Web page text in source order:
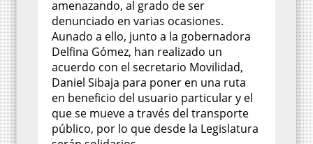
amenazando, al grado de ser
denunciado en varias ocasiones.
Aunado a ello, junto a la gobernadora
Delfina Gómez, han realizado un
acuerdo con el secretario Movilidad,
Daniel Sibaja para poner en una ruta
en beneficio del usuario particular y el
que se mueve a través del transporte
público, por lo que desde la Legislatura